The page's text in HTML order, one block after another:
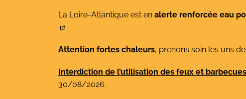
La Loire-Atlantique est en alerte renforcée eau
Attention fortes chaleurs, prenons soin les uns
Interdiction de l’utilisation des feux et barbecues
30/08/2026.